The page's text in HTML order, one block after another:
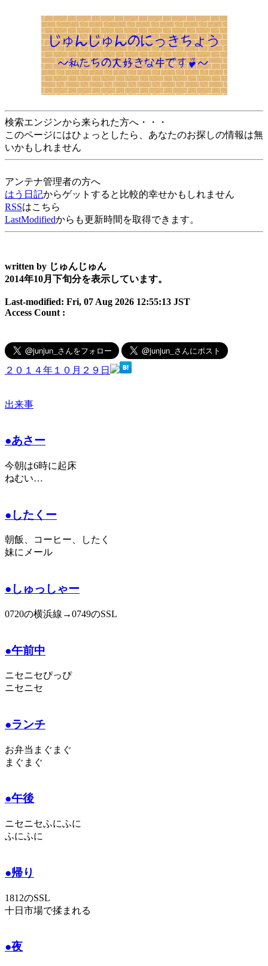
検索エンジンから来られた方へ・・・
このページにはひょっとしたら、あなたのお探しの情報は無
いかもしれません
アンテナ管理者の方へ
はう日記からゲットすると比較的幸せかもしれません
RSSはこちら
LastModifiedからも更新時間を取得できます。
written by じゅんじゅん
2014年10月下旬分を表示しています。
Last-modified: Fri, 07 Aug 2026 12:55:13 JST
Access Count :
２０１４年１０月２９日
出来事
●あさー
今朝は6時に起床
ねむい…
●したくー
朝飯、コーヒー、したく
妹にメール
●しゅっしゃー
0720の横浜線→0749のSSL
●午前中
ニセニセぴっぴ
ニセニセ
●ランチ
お弁当まぐまぐ
まぐまぐ
●午後
ニセニセふにふに
ふにふに
●帰り
1812のSSL
十日市場で揉まれる
●夜